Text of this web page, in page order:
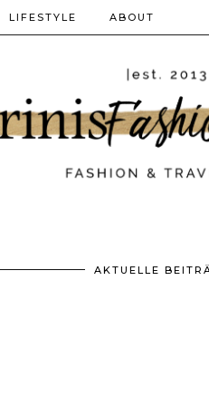
LIFESTYLE ABOUT
AKTUELLE